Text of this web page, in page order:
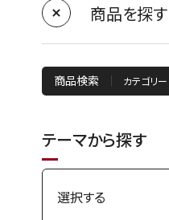
商品を探す
商品検索
テーマから探す